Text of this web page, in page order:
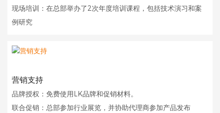
现场培训：在总部举办了2次年度培训课程，包括技术演习和案
例研究
营销支持
品牌授权：免费使用LK品牌和促销材料。
联合促销：总部参加行业展览，并协助代理商参加产品发布